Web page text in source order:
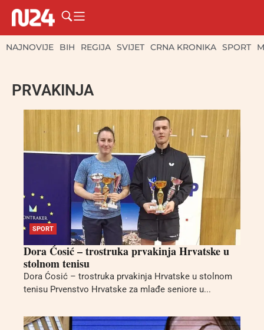
NAJNOVIJE BIH REGIJA SVIJET CRNA KRONIKA SPORT
PRVAKINJA
SPORT
Dora Ćosić – trostruka prvakinja Hrvatske u
stolnom tenisu
Dora Ćosić – trostruka prvakinja Hrvatske u stolnom
tenisu Prvenstvo Hrvatske za mlađe seniore u...